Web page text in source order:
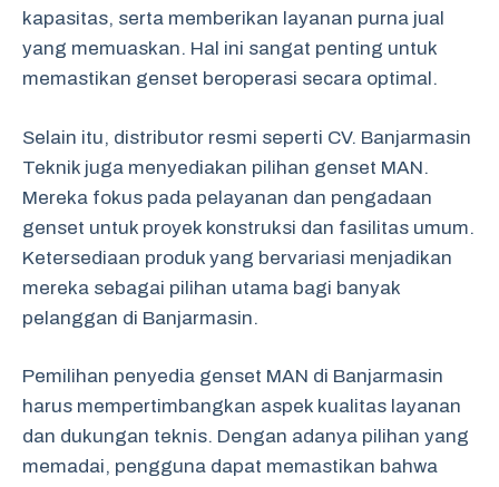
kapasitas, serta memberikan layanan purna jual
yang memuaskan. Hal ini sangat penting untuk
memastikan genset beroperasi secara optimal.
Selain itu, distributor resmi seperti CV. Banjarmasin
Teknik juga menyediakan pilihan genset MAN.
Mereka fokus pada pelayanan dan pengadaan
genset untuk proyek konstruksi dan fasilitas umum.
Ketersediaan produk yang bervariasi menjadikan
mereka sebagai pilihan utama bagi banyak
pelanggan di Banjarmasin.
Pemilihan penyedia genset MAN di Banjarmasin
harus mempertimbangkan aspek kualitas layanan
dan dukungan teknis. Dengan adanya pilihan yang
memadai, pengguna dapat memastikan bahwa